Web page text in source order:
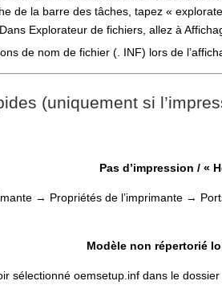
de la barre des tâches, tapez «
Explorateur de fichiers, allez à
(uniquement si
Pas d’impression / «
→ Propriétés de l’imprimante →
Modèle non répertorié
sélectionné oemsetup.inf dans le